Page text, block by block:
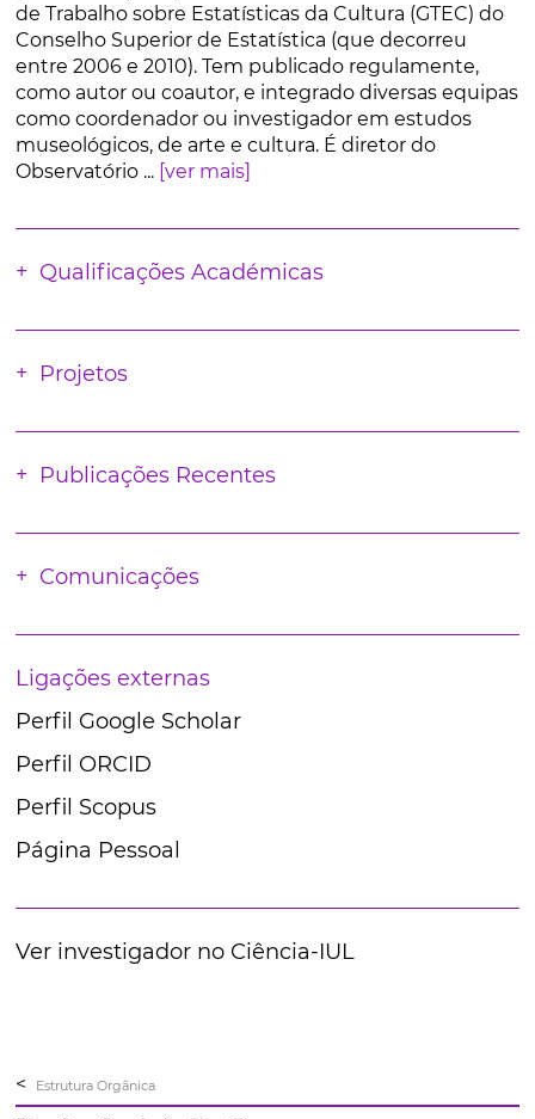
de Trabalho sobre Estatísticas da Cultura (GTEC) do
Conselho Superior de Estatística (que decorreu
entre 2006 e 2010). Tem publicado regulamente,
como autor ou coautor, e integrado diversas equipas
como coordenador ou investigador em estudos
museológicos, de arte e cultura. É diretor do
Observatório ... [ver mais]
Qualificações Académicas
Projetos
Publicações Recentes
Comunicações
Ligações externas
Perfil Google Scholar
Perfil ORCID
Perfil Scopus
Página Pessoal
Ver investigador no Ciência-IUL
< Estrutura Orgânica